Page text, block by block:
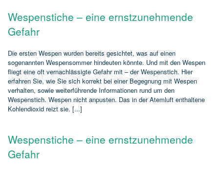
Wespenstiche – eine ernstzunehmende
Gefahr
Die ersten Wespen wurden bereits gesichtet, was auf einen
sogenannten Wespensommer hindeuten könnte. Und mit den Wespen
fliegt eine oft vernachlässigte Gefahr mit – der Wespenstich. Hier
erfahren Sie, wie Sie sich korrekt bei einer Begegnung mit Wespen
verhalten, sowie weiterführende Informationen rund um den
Wespenstich. Wespen nicht anpusten. Das in der Atemluft enthaltene
Kohlendioxid reizt sie. [...]
Wespenstiche – eine ernstzunehmende
Gefahr